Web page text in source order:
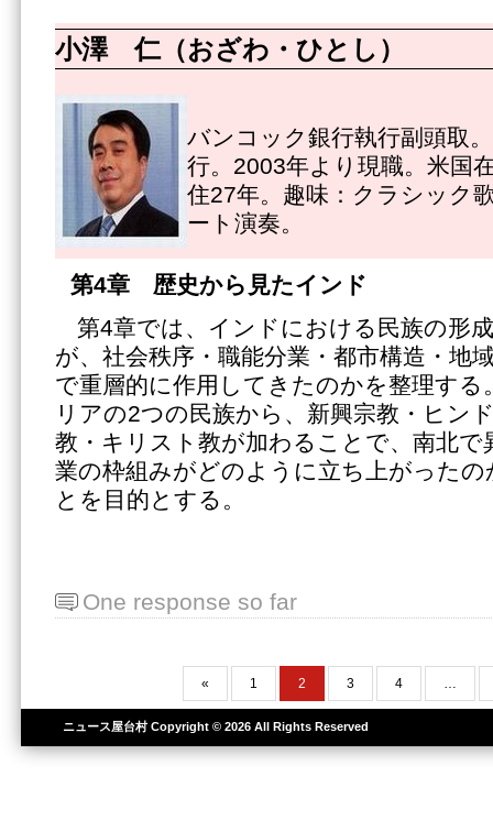
小澤 仁（おざわ・ひとし）
バンコック銀行執行副頭取
行。2003年より現職。米国
住27年。趣味：クラシック
ート演奏。
第4章 歴史から見たインド
第4章では、インドにおける民族の形
が、社会秩序・職能分業・都市構造・地
で重層的に作用してきたのかを整理す
リアの2つの民族から、新興宗教・ヒン
教・キリスト教が加わることで、南北で
業の枠組みがどのように立ち上がった
とを目的とする。
One response so far
« 1 2 3 4 …
ニュース屋台村Copyright © 2026 All Rights Reserved